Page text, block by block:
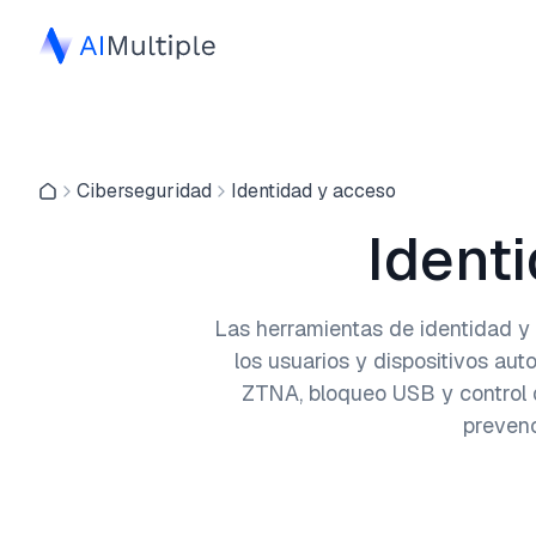
Ciberseguridad Identidad y acceso
Las herramientas de identidad
los usuarios y dispositivos
ZTNA, bloqueo USB y